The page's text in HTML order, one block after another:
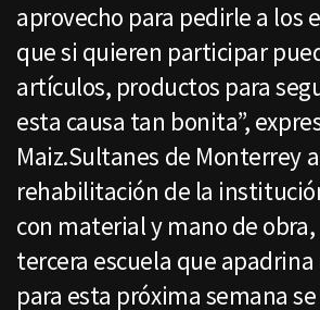
aprovecho para pedirle a los
que si quieren participar
artículos, productos para
esta causa tan bonita”,
Maiz.Sultanes de Monterrey
rehabilitación de la
con material y mano de
tercera escuela que
para esta próxima semana